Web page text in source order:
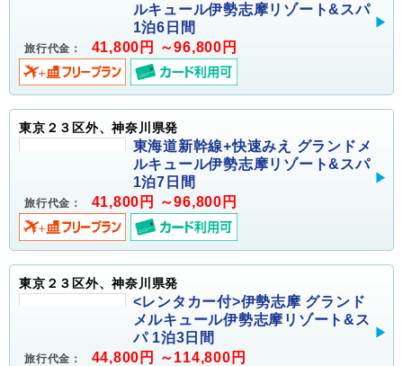
ルキュール伊勢志摩リゾート&スパ
1泊6日間
旅行代金： 41,800円 ～96,800円
東京２３区外、神奈川県発
東海道新幹線+快速みえ グランドメ
ルキュール伊勢志摩リゾート&スパ
1泊7日間
旅行代金： 41,800円 ～96,800円
東京２３区外、神奈川県発
<レンタカー付>伊勢志摩 グランド
メルキュール伊勢志摩リゾート&ス
パ 1泊3日間
旅行代金： 44,800円 ～114,800円